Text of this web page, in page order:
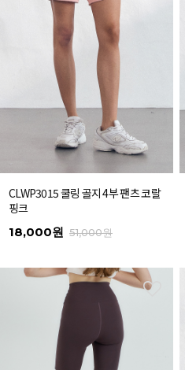
CLWP3015 쿨링 골지 4부 팬츠 코랄
핑크
18,000원 51,000원